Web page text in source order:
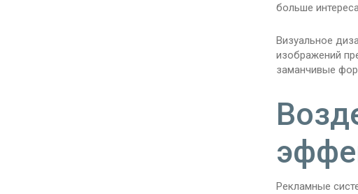
больше
Визуальное
изображений
заманчивые
Рекламные